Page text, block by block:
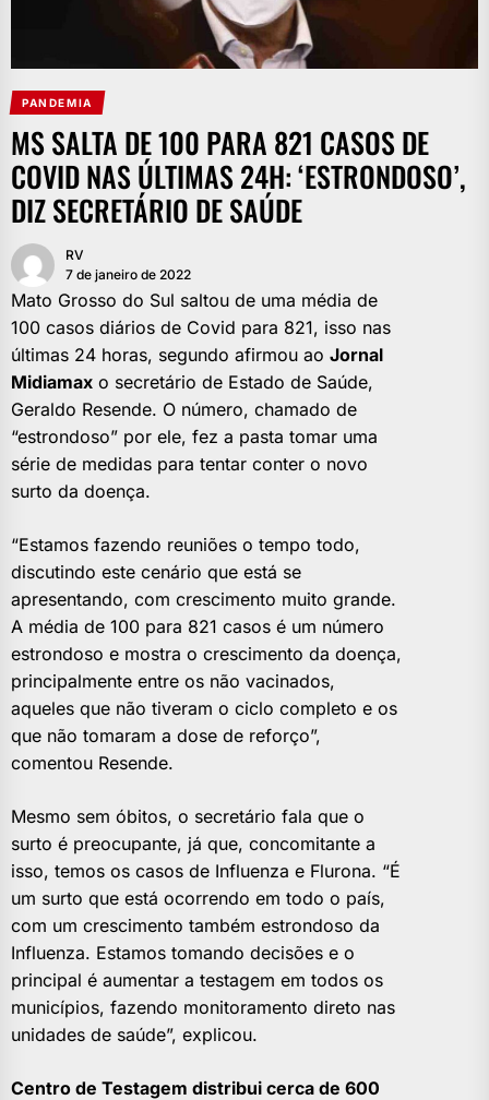
PANDEMIA
MS SALTA DE 100 PARA 821 CASOS DE
COVID NAS ÚLTIMAS 24H: ‘ESTRONDOSO’,
DIZ SECRETÁRIO DE SAÚDE
RV
7 de janeiro de 2022
Mato Grosso do Sul saltou de uma média de
100 casos diários de Covid para 821, isso nas
últimas 24 horas, segundo afirmou ao Jornal
Midiamax o secretário de Estado de Saúde,
Geraldo Resende. O número, chamado de
“estrondoso” por ele, fez a pasta tomar uma
série de medidas para tentar conter o novo
surto da doença.
“Estamos fazendo reuniões o tempo todo,
discutindo este cenário que está se
apresentando, com crescimento muito grande.
A média de 100 para 821 casos é um número
estrondoso e mostra o crescimento da doença,
principalmente entre os não vacinados,
aqueles que não tiveram o ciclo completo e os
que não tomaram a dose de reforço”,
comentou Resende.
Mesmo sem óbitos, o secretário fala que o
surto é preocupante, já que, concomitante a
isso, temos os casos de Influenza e Flurona. “É
um surto que está ocorrendo em todo o país,
com um crescimento também estrondoso da
Influenza. Estamos tomando decisões e o
principal é aumentar a testagem em todos os
municípios, fazendo monitoramento direto nas
unidades de saúde”, explicou.
Centro de Testagem distribui cerca de 600